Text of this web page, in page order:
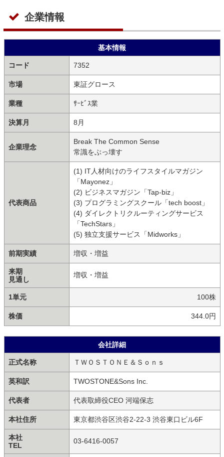
企業情報
基本情報
コード 7352
市場 東証グロース
業種 ｻｰﾋﾞｽ業
決算月 8月
企業理念
Break The Common Sense
常識をぶっ壊す
代表商品
(1) IT人材向けのライフスタイルマガジン
「Mayonez」
(2) ビジネスマガジン「Tap-biz」
(3) プログラミングスクール「tech boost」
(4) ダイレクトリクルーティングサービス
「TechStars」
(5) 独立支援サービス「Midworks」
前期実績 増収・増益
来期
見通し
増収・増益
1単元 100株
株価 344.0円
会社詳細
正式名称 ＴＷＯＳＴＯＮＥ＆Ｓｏｎｓ
英和訳 TWOSTONE&Sons Inc.
代表者 代表取締役CEO 河端保志
本社住所 東京都渋谷区渋谷2-22-3 渋谷東口ビル6F
本社
TEL
03-6416-0057